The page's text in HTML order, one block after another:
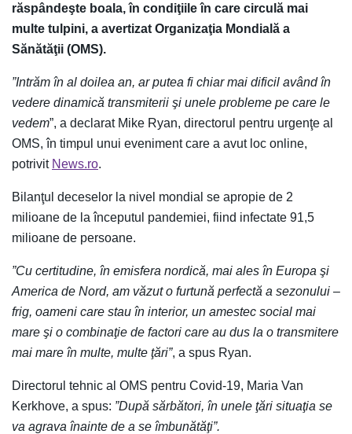
răspândeşte boala, în condiţiile în care circulă mai
multe tulpini, a avertizat Organizaţia Mondială a
Sănătăţii (OMS).
”Intrăm în al doilea an, ar putea fi chiar mai dificil având în
vedere dinamică transmiterii şi unele probleme pe care le
vedem”, a declarat Mike Ryan, directorul pentru urgenţe al
OMS, în timpul unui eveniment care a avut loc online,
potrivit News.ro.
Bilanţul deceselor la nivel mondial se apropie de 2
milioane de la începutul pandemiei, fiind infectate 91,5
milioane de persoane.
”Cu certitudine, în emisfera nordică, mai ales în Europa şi
America de Nord, am văzut o furtună perfectă a sezonului –
frig, oameni care stau în interior, un amestec social mai
mare şi o combinaţie de factori care au dus la o transmitere
mai mare în multe, multe ţări”, a spus Ryan.
Directorul tehnic al OMS pentru Covid-19, Maria Van
Kerkhove, a spus: ”După sărbători, în unele ţări situaţia se
va agrava înainte de a se îmbunătăţi”.